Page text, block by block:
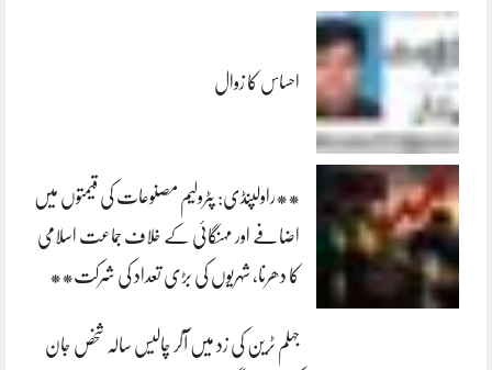
احساس کا زوال
**راولپنڈی: پٹرولیم مصنوعات کی قیمتوں میں
اضافے اور مہنگائی کے خلاف جماعت اسلامی
کا دھرنا، شہریوں کی بڑی تعداد کی شرکت**
جہلم ٹرین کی زد میں آکر چالیس سالہ شخص جان